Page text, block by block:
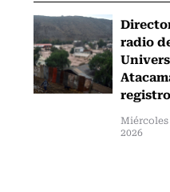
radio
2026